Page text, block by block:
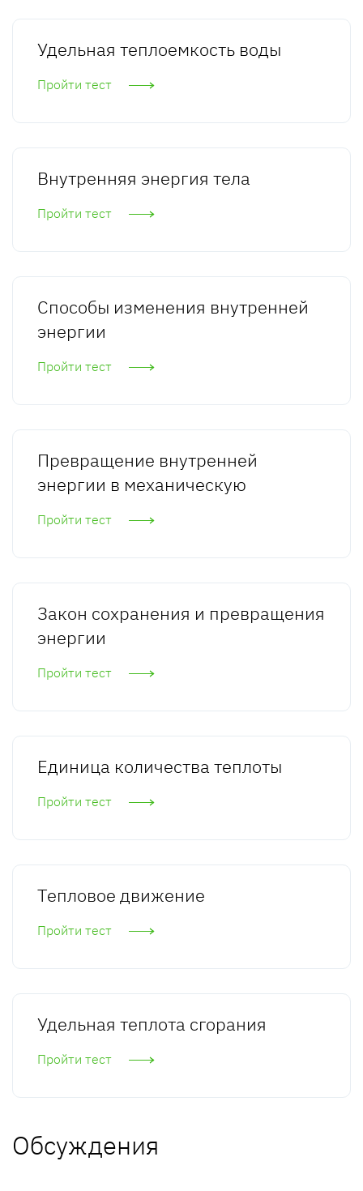
Удельная теплоемкость воды
Пройти тест
Внутренняя энергия тела
Пройти тест
Способы изменения внутренней
энергии
Пройти тест
Превращение внутренней
энергии в механическую
Пройти тест
Закон сохранения и превращения
энергии
Пройти тест
Единица количества теплоты
Пройти тест
Тепловое движение
Пройти тест
Удельная теплота сгорания
Пройти тест
Обсуждения